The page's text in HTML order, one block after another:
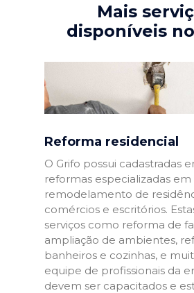
Mais
disponíveis
Reforma residencial
O Grifo possui cadastradas
reformas especializadas
remodelamento de
comércios e escritórios.
serviços como reforma de
ampliação de ambientes,
banheiros e cozinhas, e
equipe de profissionais da
devem ser capacitados e